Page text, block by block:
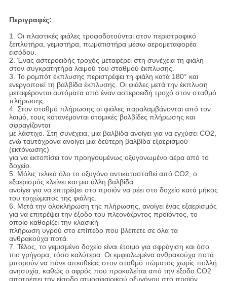
Περιγραφές:
1. Οι πλαστικές φιάλες τροφοδοτούνται στον περιστροφικό
ξεπλυτήρα, γεμιστήρα, πωματιστήρα μέσω αερομεταφορέα
εισόδου.
2. Ένας αστεροειδής τροχός μεταφέρει στη συνέχεια τη φιάλη
στον συγκρατητήρα λαιμού του σταθμού έκπλυσης.
3. Το ρομπότ έκπλυσης περιστρέφει τη φιάλη κατά 180° και
ενεργοποιεί τη βαλβίδα έκπλυσης. Οι φιάλες μετά την έκπλυση
μεταφέρονται αυτόματα από έναν αστεροειδή τροχό στον σταθμό
πλήρωσης.
4. Στον σταθμό πλήρωσης οι φιάλες παραλαμβάνονται από τον
λαιμό, τους κατανέμονται ατομικές βαλβίδες πλήρωσης και
σφραγίζονται
με λάστιχο. Στη συνέχεια, μια βαλβίδα ανοίγει για να εγχύσει CO2,
ενώ ταυτόχρονα ανοίγει μια δεύτερη βαλβίδα εξαερισμού
(εκτόνωσης)
για να εκτοπίσει τον προηγουμένως οξυγονωμένο αέρα από το
δοχείο.
5. Μόλις τελικά όλο το οξυγόνο αντικατασταθεί από CO2, ο
εξαερισμός κλείνει και μια άλλη βαλβίδα
ανοίγει για να επιτρέψει στο προϊόν να ρέει στο δοχείο κατά μήκος
του τοιχώματος της φιάλης.
6. Μετά την ολοκλήρωση της πλήρωσης, ανοίγει ένας εξαερισμός
για να επιτρέψει την έξοδο του πλεονάζοντος προϊόντος, το
οποίο καθορίζει την κλασική
πλήρωση υγρού στο επίπεδο που βλέπετε σε όλα τα
ανθρακούχα ποτά.
7. Τέλος, το γεμισμένο δοχείο είναι έτοιμο για σφράγιση και όσο
πιο γρήγορα, τόσο καλύτερα. Οι εμφιαλωμένα ανθρακούχα ποτά
μπορούν να πάνε απευθείας στον σταθμό πώματος χωρίς πολλή
ανησυχία, καθώς ο αφρός που προκαλείται από την έξοδο CO2
αποτρέπει την είσοδο ατμοσφαιρικού οξυγόνου στο προϊόν.